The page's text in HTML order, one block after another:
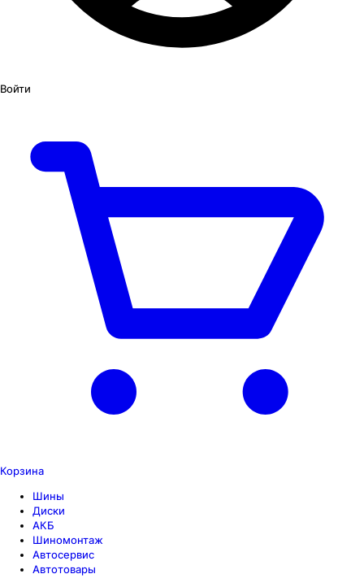
Войти
Корзина
Шины
Диски
АКБ
Шиномонтаж
Автосервис
Автотовары